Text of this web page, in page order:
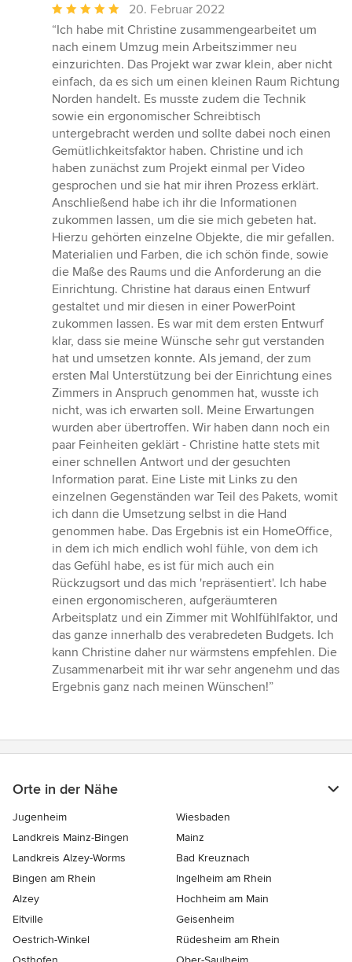
Durchschnittliche
Bewertung:
5
von
5
Sternen
20. Februar 2022
“Ich habe mit Christine zusammengearbeitet um
nach einem Umzug mein Arbeitszimmer neu
einzurichten. Das Projekt war zwar klein, aber nicht
einfach, da es sich um einen kleinen Raum Richtung
Norden handelt. Es musste zudem die Technik
sowie ein ergonomischer Schreibtisch
untergebracht werden und sollte dabei noch einen
Gemütlichkeitsfaktor haben. Christine und ich
haben zunächst zum Projekt einmal per Video
gesprochen und sie hat mir ihren Prozess erklärt.
Anschließend habe ich ihr die Informationen
zukommen lassen, um die sie mich gebeten hat.
Hierzu gehörten einzelne Objekte, die mir gefallen.
Materialien und Farben, die ich schön finde, sowie
die Maße des Raums und die Anforderung an die
Einrichtung. Christine hat daraus einen Entwurf
gestaltet und mir diesen in einer PowerPoint
zukommen lassen. Es war mit dem ersten Entwurf
klar, dass sie meine Wünsche sehr gut verstanden
hat und umsetzen konnte. Als jemand, der zum
ersten Mal Unterstützung bei der Einrichtung eines
Zimmers in Anspruch genommen hat, wusste ich
nicht, was ich erwarten soll. Meine Erwartungen
wurden aber übertroffen. Wir haben dann noch ein
paar Feinheiten geklärt - Christine hatte stets mit
einer schnellen Antwort und der gesuchten
Information parat. Eine Liste mit Links zu den
einzelnen Gegenständen war Teil des Pakets, womit
ich dann die Umsetzung selbst in die Hand
genommen habe. Das Ergebnis ist ein HomeOffice,
in dem ich mich endlich wohl fühle, von dem ich
das Gefühl habe, es ist für mich auch ein
Rückzugsort und das mich 'repräsentiert'. Ich habe
einen ergonomischeren, aufgeräumteren
Arbeitsplatz und ein Zimmer mit Wohlfühlfaktor, und
das ganze innerhalb des verabredeten Budgets. Ich
kann Christine daher nur wärmstens empfehlen. Die
Zusammenarbeit mit ihr war sehr angenehm und das
Ergebnis ganz nach meinen Wünschen!”
Orte in der Nähe
Jugenheim
Wiesbaden
Landkreis Mainz-Bingen
Mainz
Landkreis Alzey-Worms
Bad Kreuznach
Bingen am Rhein
Ingelheim am Rhein
Alzey
Hochheim am Main
Eltville
Geisenheim
Oestrich-Winkel
Rüdesheim am Rhein